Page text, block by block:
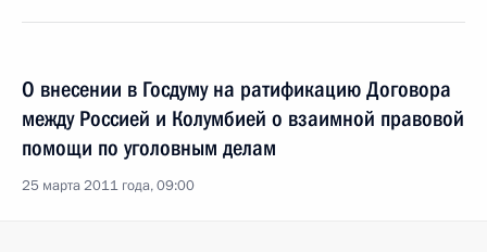
О внесении в Госдуму на ратификацию Договора
между Россией и Колумбией о взаимной правовой
помощи по уголовным делам
25 марта 2011 года, 09:00